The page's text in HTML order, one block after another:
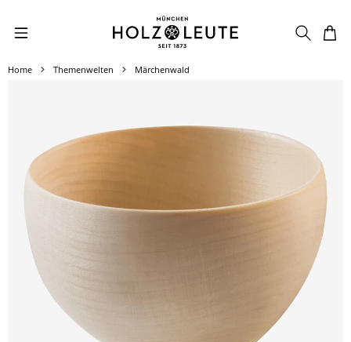
Zum Hauptinhalt springen
Home Themenwelten Märchenwald